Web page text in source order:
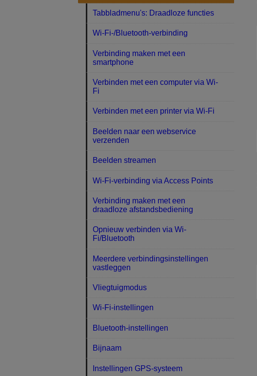
Tabbladmenu's: Draadloze functies
Wi-Fi-/Bluetooth-verbinding
Verbinding maken met een
smartphone
Verbinden met een computer via Wi-
Fi
Verbinden met een printer via Wi-Fi
Beelden naar een webservice
verzenden
Beelden streamen
Wi-Fi-verbinding via Access Points
Verbinding maken met een
draadloze afstandsbediening
Opnieuw verbinden via Wi-
Fi/Bluetooth
Meerdere verbindingsinstellingen
vastleggen
Vliegtuigmodus
Wi-Fi-instellingen
Bluetooth-instellingen
Bijnaam
Instellingen GPS-systeem